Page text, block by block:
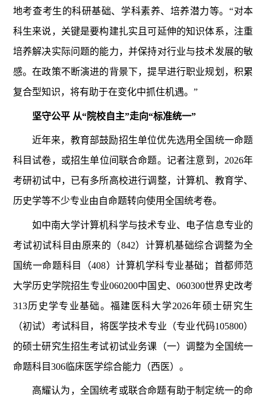
地考查考生的科研基础、学科素养、培养潜力等。“对本
科生来说，关键是要构建扎实且可延伸的知识体系，注重
培养解决实际问题的能力，并保持对行业与技术发展的敏
感。在政策不断演进的背景下，提早进行职业规划，积累
复合型知识，将有助于在变化中抓住机遇。”
坚守公平 从“院校自主”走向“标准统一”
近年来，教育部鼓励招生单位优先选用全国统一命题
科目试卷，或招生单位间联合命题。记者注意到，2026年
考研初试中，已有多所高校进行调整，计算机、教育学、
历史学等不少专业由自命题转向使用全国统考卷。
如中南大学计算机科学与技术专业、电子信息专业的
考试初试科目由原来的（842）计算机基础综合调整为全
国统一命题科目（408）计算机学科专业基础；首都师范
大学历史学院招生专业060200中国史、060300世界史改考
313历史学专业基础。福建医科大学2026年硕士研究生
（初试）考试科目，将医学技术专业（专业代码105800）
的硕士研究生招生考试初试业务课（一）调整为全国统一
命题科目306临床医学综合能力（西医）。
高耀认为，全国统考或联合命题有助于制定统一的命